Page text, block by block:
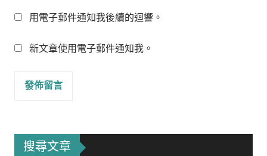
用電子郵件通知我後續的迴響。
新文章使用電子郵件通知我。
搜尋文章